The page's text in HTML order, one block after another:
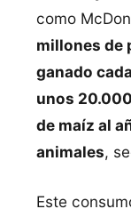
como
millones de
ganado
unos
de maíz al
animales,
Este